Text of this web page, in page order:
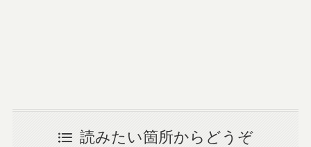
読みたい箇所からどうぞ